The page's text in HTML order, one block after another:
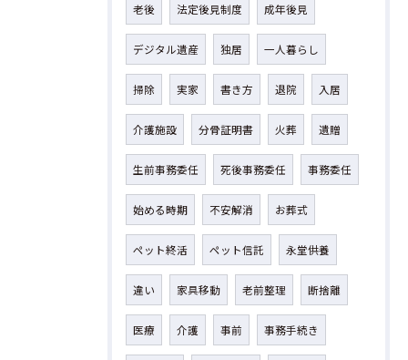
老後 法定後見制度 成年後見
デジタル遺産 独居 一人暮らし
掃除 実家 書き方 退院 入居
介護施設 分骨証明書 火葬 遺贈
生前事務委任 死後事務委任 事務委任
始める時期 不安解消 お葬式
ペット終活 ペット信託 永堂供養
違い 家具移動 老前整理 断捨離
医療 介護 事前 事務手続き